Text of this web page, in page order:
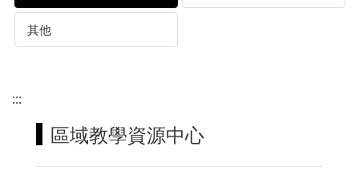
其他
:::
區域教學資源中心